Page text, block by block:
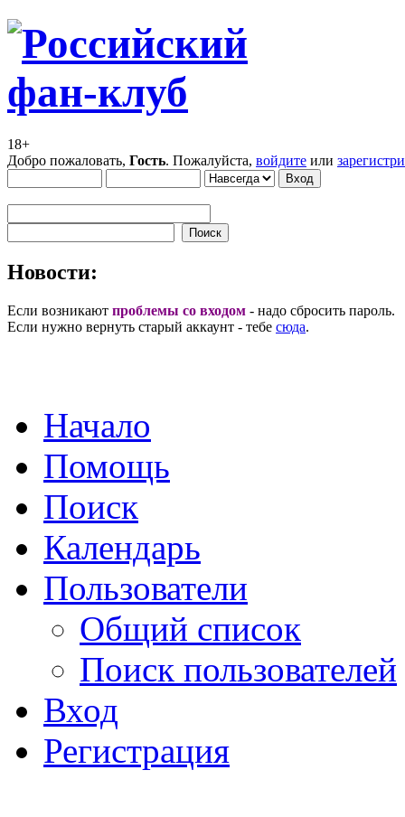
18+
Добро пожаловать, Гость. Пожалуйста, войдите или
Новости:
Если возникают проблемы со входом - надо сбросить пароль.
Если нужно вернуть старый аккаунт - тебе сюда.
Начало
Помощь
Поиск
Календарь
Пользователи
Общий список
Поиск пользователей
Вход
Регистрация